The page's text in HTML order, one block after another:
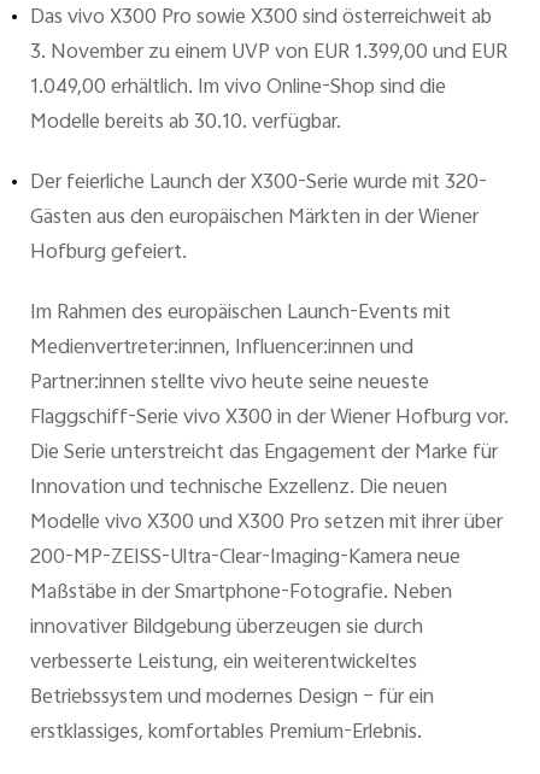
Das vivo X300 Pro sowie X300 sind österreichweit ab
3. November zu einem UVP von EUR 1.399,00 und EUR
1.049,00 erhältlich. Im vivo Online-Shop sind die
Modelle bereits ab 30.10. verfügbar.
Der feierliche Launch der X300-Serie wurde mit 320-
Gästen aus den europäischen Märkten in der Wiener
Hofburg gefeiert.
Im Rahmen des europäischen Launch-Events mit
Medienvertreter:innen, Influencer:innen und
Partner:innen stellte vivo heute seine neueste
Flaggschiff-Serie vivo X300 in der Wiener Hofburg vor.
Die Serie unterstreicht das Engagement der Marke für
Innovation und technische Exzellenz. Die neuen
Modelle vivo X300 und X300 Pro setzen mit ihrer über
200-MP-ZEISS-Ultra-Clear-Imaging-Kamera neue
Maßstäbe in der Smartphone-Fotografie. Neben
innovativer Bildgebung überzeugen sie durch
verbesserte Leistung, ein weiterentwickeltes
Betriebssystem und modernes Design – für ein
erstklassiges, komfortables Premium-Erlebnis.